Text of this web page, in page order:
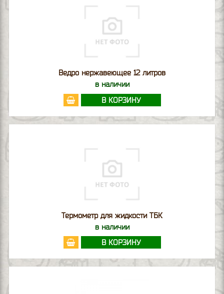
Ведро нержавеющее 12 литров
в наличии
В КОРЗИНУ
Термометр для жидкости ТБК
в наличии
В КОРЗИНУ